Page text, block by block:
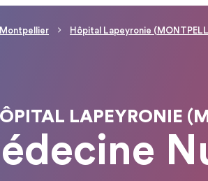
Hôpital Lapeyronie
LAPEYRONIE